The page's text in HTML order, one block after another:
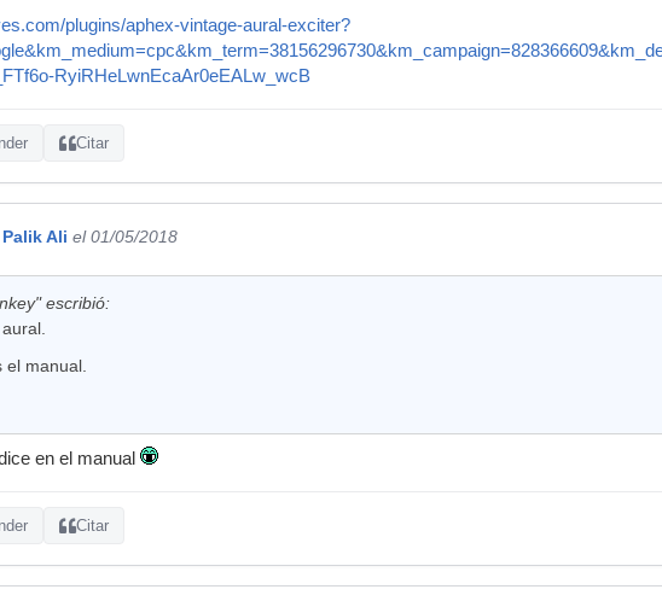
plugins/aphex-vintage-aural-exciter?
RyiRHeLwnEcaAr0eEALw_wcB
Citar
Ali el 01/05/2018
escribió:
el manual.
en el manual
Citar